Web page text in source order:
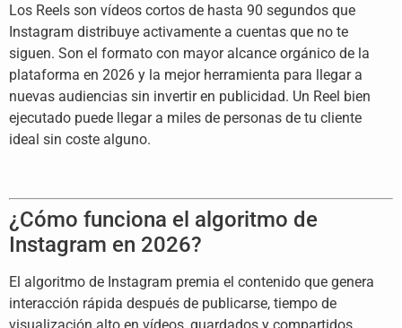
Los Reels son vídeos cortos de hasta 90 segundos que
Instagram distribuye activamente a cuentas que no te
siguen. Son el formato con mayor alcance orgánico de la
plataforma en 2026 y la mejor herramienta para llegar a
nuevas audiencias sin invertir en publicidad. Un Reel bien
ejecutado puede llegar a miles de personas de tu cliente
ideal sin coste alguno.
¿Cómo funciona el algoritmo de
Instagram en 2026?
El algoritmo de Instagram premia el contenido que genera
interacción rápida después de publicarse, tiempo de
visualización alto en vídeos, guardados y compartidos.